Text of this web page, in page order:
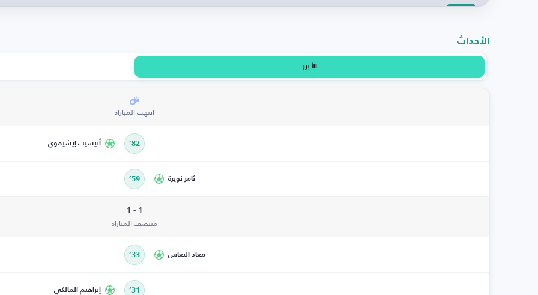
الأحداث
الأبرز
انتهت المباراة
82’ أنيسيت إيشيموي
ثامر نويرة 59’
1 - 1
منتصف المباراة
معاذ النعاس 33’
31’ إبراهيم المالكي